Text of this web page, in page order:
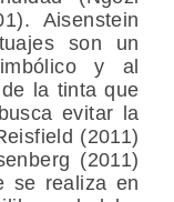
Aisenstein
son un
y al
la tinta que
evitar la
(2011)
(2011)
se realiza en